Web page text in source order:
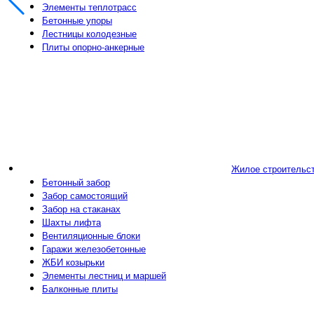
Элементы теплотрасс
Бетонные упоры
Лестницы колодезные
Плиты опорно-анкерные
Жилое
Бетонный забор
Забор самостоящий
Забор на стаканах
Шахты лифта
Вентиляционные блоки
Гаражи железобетонные
ЖБИ козырьки
Элементы лестниц и маршей
Балконные плиты